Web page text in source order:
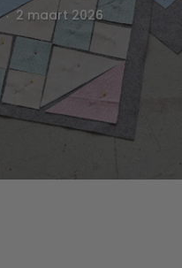
. 2 maart 2026